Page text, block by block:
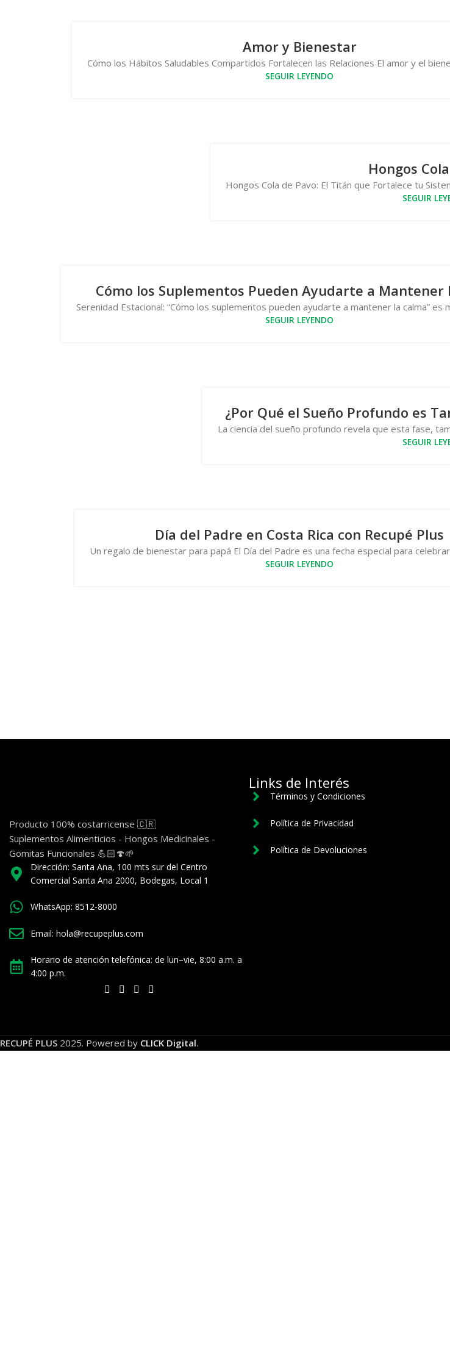
Amor y Bienestar
Cómo los Hábitos Saludables Compartidos Fortalecen las Relaciones El amor y el
SEGUIR LEYENDO
Hongos
Hongos Cola de Pavo: El Titán que Fortalece tu
SEGUIR
Cómo los Suplementos Pueden Ayudarte a Mantener
Serenidad Estacional: “Cómo los suplementos pueden ayudarte a mantener la calma” es
SEGUIR LEYENDO
¿Por Qué el Sueño Profundo es
La ciencia del sueño profundo revela que esta fase,
SEGUIR
Día del Padre en Costa Rica con Recupé Plus
Un regalo de bienestar para papá El Día del Padre es una fecha especial para
SEGUIR LEYENDO
Producto 100% costarricense 🇨🇷
Suplementos Alimenticios - Hongos Medicinales -
Gomitas Funcionales 💪🏻🍄🌱
Dirección: Santa Ana, 100 mts sur del Centro
Comercial Santa Ana 2000, Bodegas, Local 1
WhatsApp: 8512-8000
Email: hola@recupeplus.com
Horario de atención telefónica: de lun–vie, 8:00 a.m. a
4:00 p.m.
Links de Interés
Términos y Condiciones
Política de Privacidad
Política de Devoluciones
RECUPÉ PLUS 2025. Powered by CLICK Digital.